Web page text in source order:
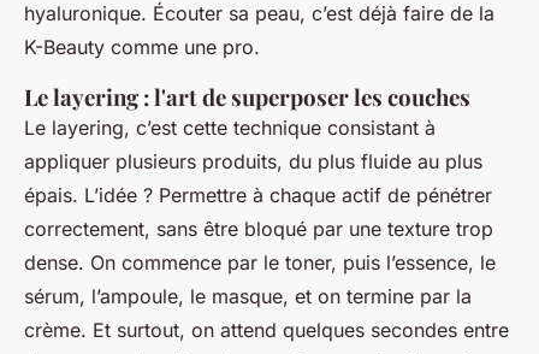
hyaluronique. Écouter sa peau, c’est déjà faire de la
K-Beauty comme une pro.
Le layering : l'art de superposer les couches
Le layering, c’est cette technique consistant à
appliquer plusieurs produits, du plus fluide au plus
épais. L’idée ? Permettre à chaque actif de pénétrer
correctement, sans être bloqué par une texture trop
dense. On commence par le toner, puis l’essence, le
sérum, l’ampoule, le masque, et on termine par la
crème. Et surtout, on attend quelques secondes entre